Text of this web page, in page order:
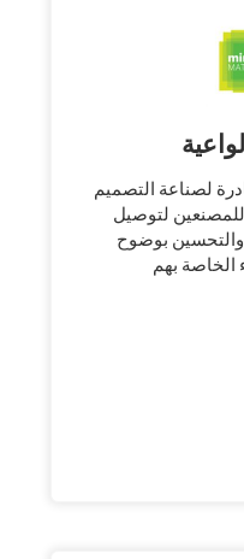
لصناعة التصميم
لتوصيل
بوضوح